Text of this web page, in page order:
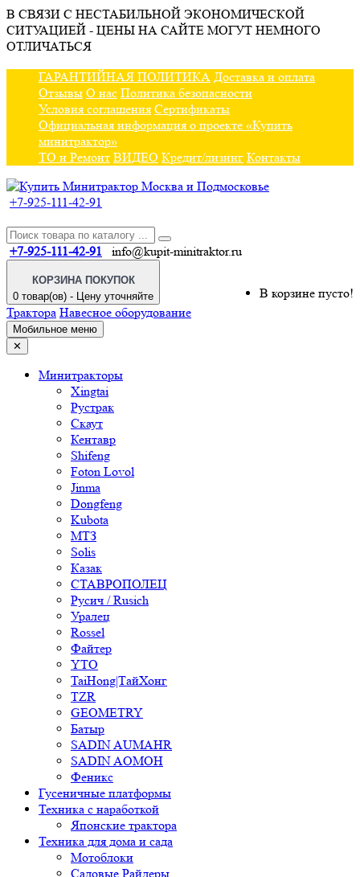
В СВЯЗИ С НЕСТАБИЛЬНОЙ ЭКОНОМИЧЕСКОЙ
СИТУАЦИЕЙ - ЦЕНЫ НА САЙТЕ МОГУТ НЕМНОГО
ОТЛИЧАТЬСЯ
ГАРАНТИЙНАЯ ПОЛИТИКА Доставка и оплата
Отзывы О нас Политика безопасности
Условия соглашения Сертификаты
Официальная информация о проекте «Купить
минитрактор»
ТО и Ремонт ВИДЕО Кредит/лизинг Контакты
+7-925-111-42-91
+7-925-111-42-91 info@kupit-minitraktor.ru
КОРЗИНА ПОКУПОК
0 товар(ов) - Цену уточняйте
В корзине пусто!
Трактора Навесное оборудование
Мобильное меню
✕
Минитракторы
Xingtai
Рустрак
Скаут
Кентавр
Shifeng
Foton Lovol
Jinma
Dongfeng
Kubota
МТЗ
Solis
Казак
СТАВРОПОЛЕЦ
Русич / Rusich
Уралец
Rossel
Файтер
YTO
TaiHong|ТайХонг
TZR
GEOMETRY
Батыр
SADIN AUMAHR
SADIN AOMOH
Феникс
Гусеничные платформы
Техника с наработкой
Японские трактора
Техника для дома и сада
Мотоблоки
Садовые Райдеры